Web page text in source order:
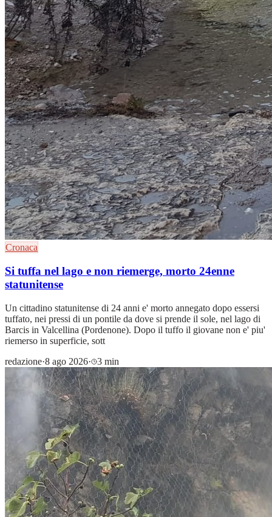
Cronaca
Si tuffa nel lago e non riemerge, morto 24enne
statunitense
Un cittadino statunitense di 24 anni e' morto annegato dopo essersi
tuffato, nei pressi di un pontile da dove si prende il sole, nel lago di
Barcis in Valcellina (Pordenone). Dopo il tuffo il giovane non e' piu'
riemerso in superficie, sott
redazione·8 ago 2026· 3 min